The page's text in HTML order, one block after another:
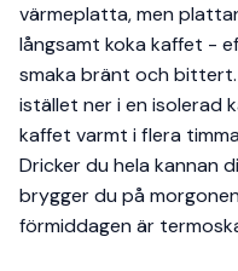
värmeplatta, men
långsamt koka kaffet -
smaka bränt och
istället ner i en isolerad
kaffet varmt i flera
Dricker du hela kannan
brygger du på
förmiddagen är